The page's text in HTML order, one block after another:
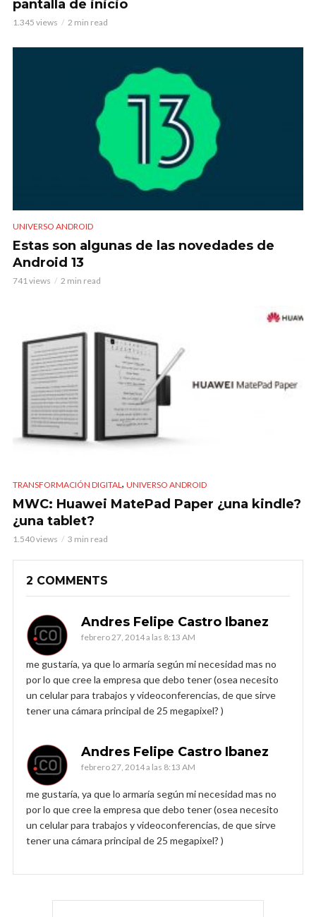
pantalla de inicio
1.345 views 2 min read
UNIVERSO ANDROID
Estas son algunas de las novedades de
Android 13
741 views 2 min read
TRANSFORMACIÓN DIGITAL , UNIVERSO ANDROID
MWC: Huawei MatePad Paper ¿una kindle?
¿una tablet?
1.540 views 3 min read
2 COMMENTS
Andres Felipe Castro Ibanez
febrero 27, 2014 a las 8:13 AM
me gustaría, ya que lo armaría según mi necesidad mas no
por lo que cree la empresa que debo tener (osea necesito
un celular para trabajos y videoconferencias, de que sirve
tener una cámara principal de 25 megapixel? )
Andres Felipe Castro Ibanez
febrero 27, 2014 a las 8:13 AM
me gustaría, ya que lo armaría según mi necesidad mas no
por lo que cree la empresa que debo tener (osea necesito
un celular para trabajos y videoconferencias, de que sirve
tener una cámara principal de 25 megapixel? )